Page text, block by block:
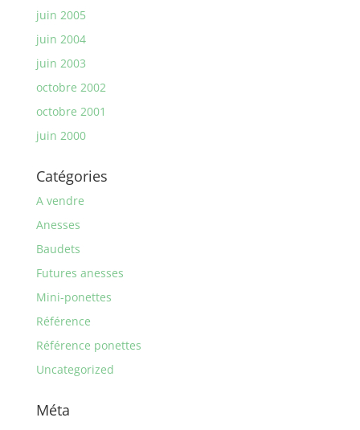
juin 2005
juin 2004
juin 2003
octobre 2002
octobre 2001
juin 2000
Catégories
A vendre
Anesses
Baudets
Futures anesses
Mini-ponettes
Référence
Référence ponettes
Uncategorized
Méta